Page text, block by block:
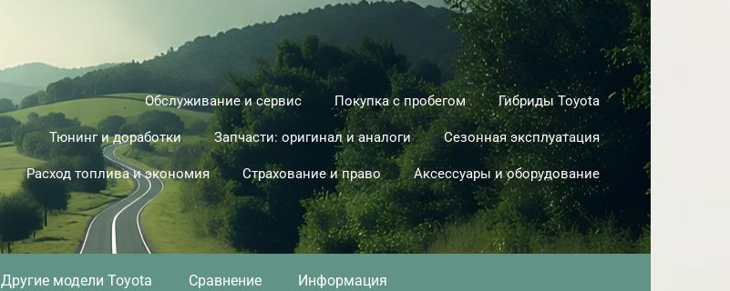
Обслуживание и сервис Покупка с пробегом Гибриды Toyota
Тюнинг и доработки Запчасти: оригинал и аналоги Сезонная эксплуатация
Расход топлива и экономия Страхование и право Аксессуары и оборудование
Другие модели Toyota Сравнение Информация